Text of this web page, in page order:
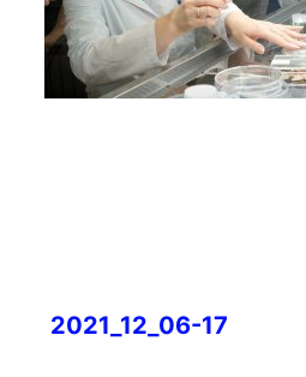
Навигация
2021_12_06-17